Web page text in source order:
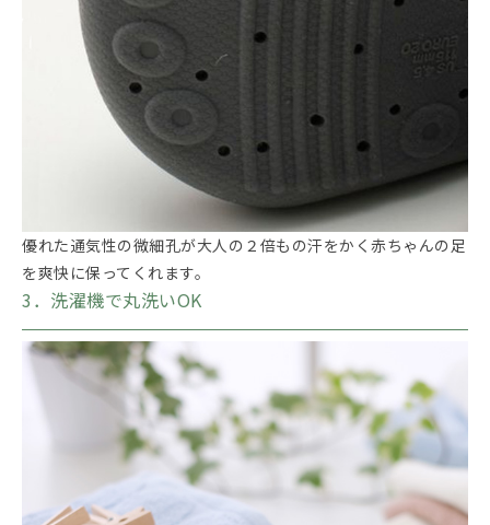
優れた通気性の微細孔が大人の２倍もの汗をかく赤ちゃんの足
を爽快に保ってくれます。
3．洗濯機で丸洗いOK